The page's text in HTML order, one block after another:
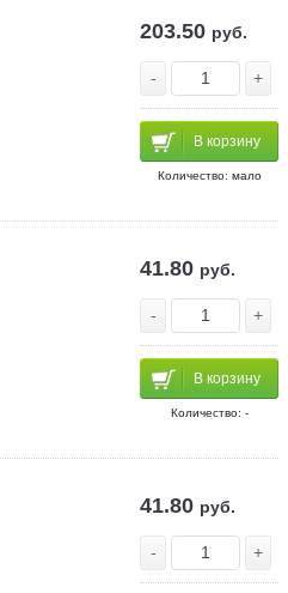
203.50 руб.
- +
В корзину
Количество: мало
41.80 руб.
- +
В корзину
Количество: -
41.80 руб.
- +